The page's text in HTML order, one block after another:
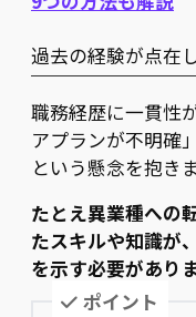
過去の経験が点在
職務経歴に一貫性
アプランが不明確
という懸念を抱きま
たとえ異業種への
たスキルや知識が
を示す必要がありま
ポイント